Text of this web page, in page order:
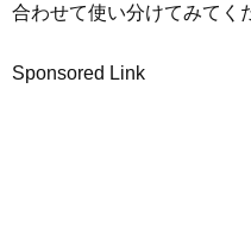
合わせて使い分けてみてく
Sponsored Link